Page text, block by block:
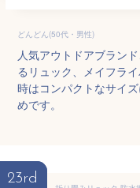
どんどん(50代・男性)
人気アウトドアブラン
るリュック、メイフラ
時はコンパクトなサイ
めです。
23rd